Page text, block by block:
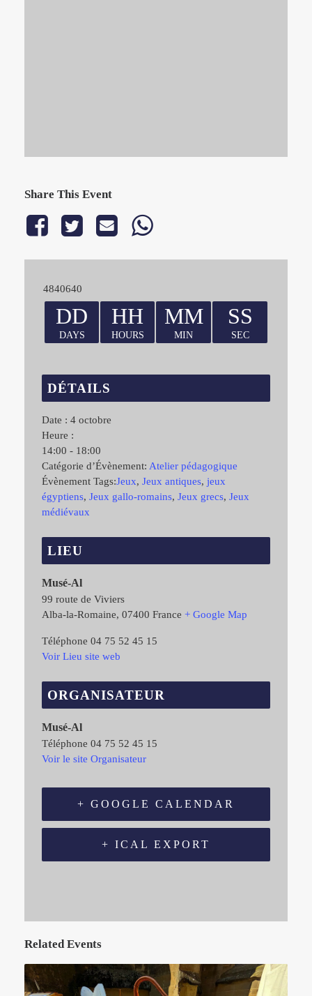
Share This Event
4840640
DD
DAYS
HH
HOURS
MM
MIN
SS
SEC
DÉTAILS
Date : 4 octobre
Heure :
14:00 - 18:00
Catégorie d’Évènement: Atelier pédagogique
Évènement Tags:Jeux, Jeux antiques, jeux
égyptiens, Jeux gallo-romains, Jeux grecs, Jeux
médiévaux
LIEU
Musé-Al
99 route de Viviers
Alba-la-Romaine, 07400 France + Google Map
Téléphone 04 75 52 45 15
Voir Lieu site web
ORGANISATEUR
Musé-Al
Téléphone 04 75 52 45 15
Voir le site Organisateur
+ GOOGLE CALENDAR
+ ICAL EXPORT
Related Events